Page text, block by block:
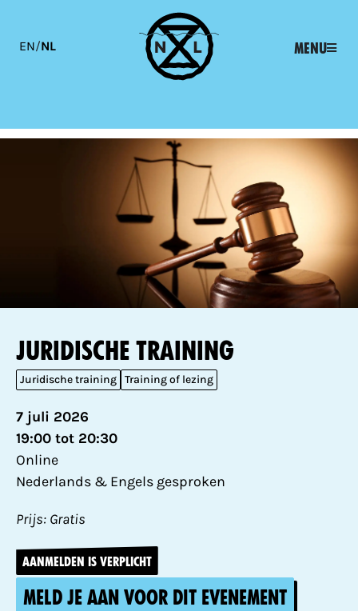
EN/NL Menu
Juridische Training
Juridische training Training of lezing
7 juli 2026
19:00 tot 20:30
Online
Nederlands & Engels gesproken
Prijs: Gratis
AANMELDEN IS VERPLICHT
Meld je aan voor dit evenement